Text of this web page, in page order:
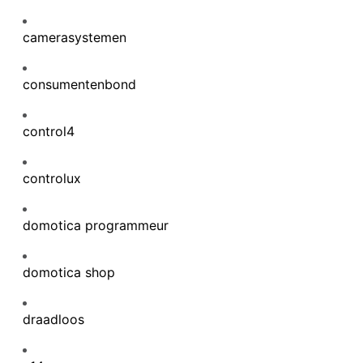
camerasystemen
consumentenbond
control4
controlux
domotica programmeur
domotica shop
draadloos